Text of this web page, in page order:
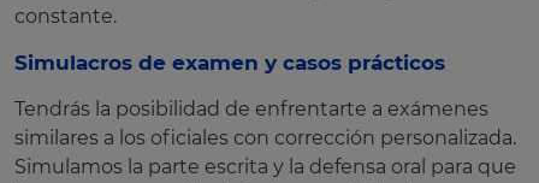
constante.
Simulacros de examen y casos prácticos
Tendrás la posibilidad de enfrentarte a exámenes
similares a los oficiales con corrección personalizada.
Simulamos la parte escrita y la defensa oral para que